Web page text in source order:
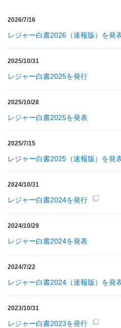
2026/7/16
レジャー白書2026（速報版）を発
2025/10/31
レジャー白書2025を発行
2025/10/28
レジャー白書2025を発表
2025/7/15
レジャー白書2025（速報版）を発
2024/10/31
レジャー白書2024を発行
2024/10/29
レジャー白書2024を発表
2024/7/22
レジャー白書2024（速報版）を発
2023/10/31
レジャー白書2023を発行